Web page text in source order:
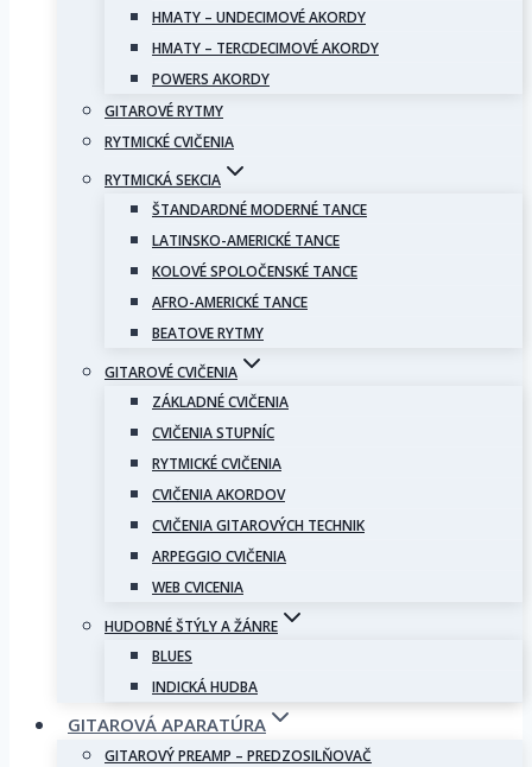
HMATY – UNDECIMOVÉ AKORDY
HMATY – TERCDECIMOVÉ AKORDY
POWERS AKORDY
GITAROVÉ RYTMY
RYTMICKÉ CVIČENIA
RYTMICKÁ SEKCIA
ŠTANDARDNÉ MODERNÉ TANCE
LATINSKO-AMERICKÉ TANCE
KOLOVÉ SPOLOČENSKÉ TANCE
AFRO-AMERICKÉ TANCE
BEATOVE RYTMY
GITAROVÉ CVIČENIA
ZÁKLADNÉ CVIČENIA
CVIČENIA STUPNÍC
RYTMICKÉ CVIČENIA
CVIČENIA AKORDOV
CVIČENIA GITAROVÝCH TECHNIK
ARPEGGIO CVIČENIA
WEB CVICENIA
HUDOBNÉ ŠTÝLY A ŽÁNRE
BLUES
INDICKÁ HUDBA
GITAROVÁ APARATÚRA
GITAROVÝ PREAMP – PREDZOSILŇOVAČ